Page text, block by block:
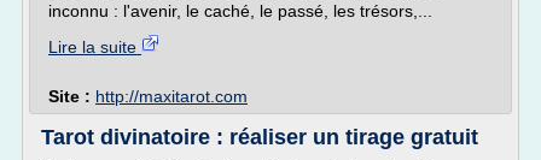
inconnu : l'avenir, le caché, le passé, les trésors,...
Lire la suite
Site : http://maxitarot.com
Tarot divinatoire : réaliser un tirage gratuit